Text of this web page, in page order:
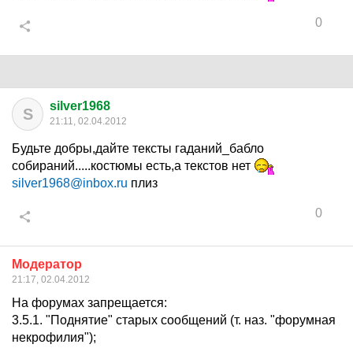
0
S silver1968
21:11, 02.04.2012
Будьте добры,дайте тексты гаданий_бабло
собираний.....костюмы есть,а текстов нет
silver1968@inbox.ru плиз
0
Модератор
21:17, 02.04.2012
На форумах запрещается:
3.5.1. "Поднятие" старых сообщений (т. наз. "форумная
некрофилия");